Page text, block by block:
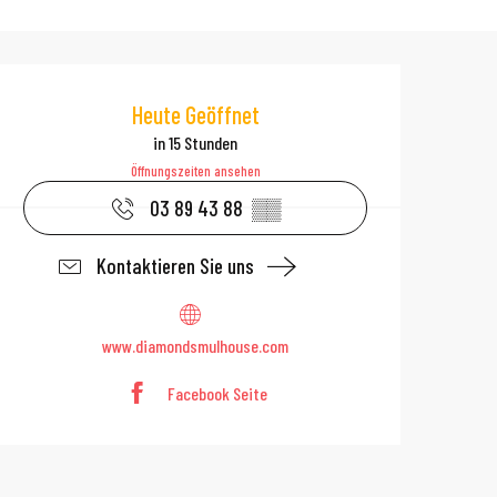
Heute Geöffnet
in 15 Stunden
Öffnungszeiten ansehen
03 89 43 88 ▒▒
Kontaktieren Sie uns
www.diamondsmulhouse.com
Facebook Seite